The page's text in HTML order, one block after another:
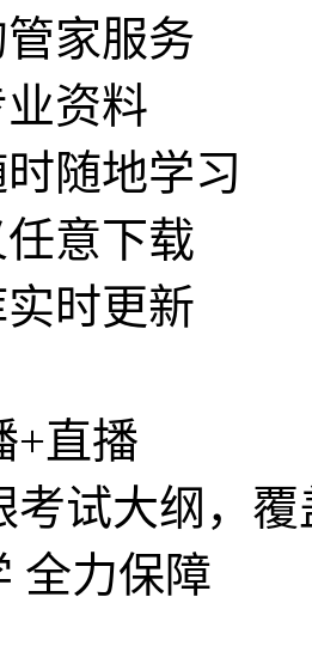
家服务
资料
随地学习
意下载
时更新
+直播
考试大纲，
全力保障